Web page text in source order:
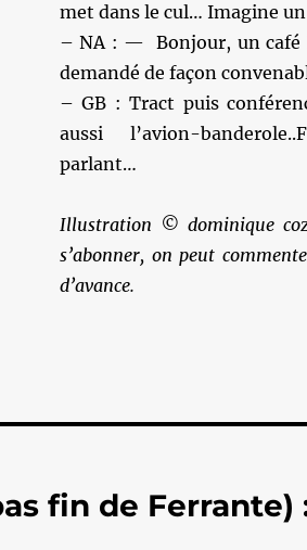
met dans le cul… Imagine
– NA : — Bonjour, un café
demandé de façon
– GB : Tract puis
aussi l’avion-
parlant…
Illustration © dominique
s’abonner, on peut
d’avance.
fin de Ferrante)